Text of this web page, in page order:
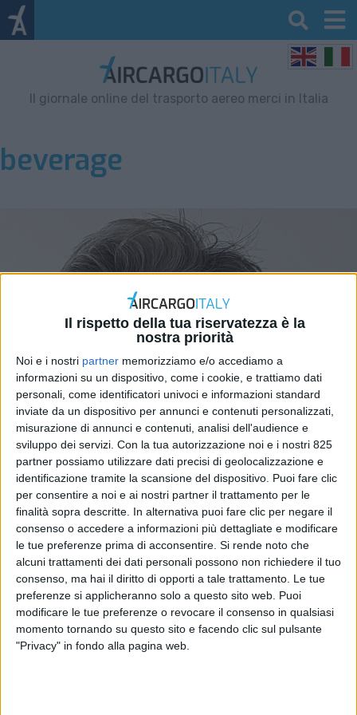
Il rispetto della tua riservatezza è la
nostra priorità
Noi e i nostri partner memorizziamo e/o accediamo a
informazioni su un dispositivo, come i cookie, e trattiamo dati
personali, come identificatori univoci e informazioni standard
inviate da un dispositivo per annunci e contenuti personalizzati,
misurazione di annunci e contenuti, analisi dell'audience e
sviluppo dei servizi. Con la tua autorizzazione noi e i nostri 825
partner possiamo utilizzare dati precisi di geolocalizzazione e
identificazione tramite la scansione del dispositivo. Puoi fare clic
per consentire a noi e ai nostri partner il trattamento per le
finalità sopra descritte. In alternativa puoi fare clic per negare il
consenso o accedere a informazioni più dettagliate e modificare
le tue preferenze prima di acconsentire. Si rende noto che
alcuni trattamenti dei dati personali possono non richiedere il tuo
consenso, ma hai il diritto di opporti a tale trattamento. Le tue
preferenze si applicheranno solo a questo sito web. Puoi
modificare le tue preferenze o revocare il consenso in qualsiasi
momento tornando su questo sito e facendo clic sul pulsante
"Privacy" in fondo alla pagina web.
Il giornale online del trasporto aereo merci in Italia
beverage
Resmini (A.hartrodt italiana):
“Siamo gli specialisti del
food&beverage via aerea”
ECONOMIA 2 MAGGIO 2018